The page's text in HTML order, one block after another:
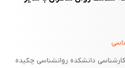
دانشکده روانشناسی چکیده